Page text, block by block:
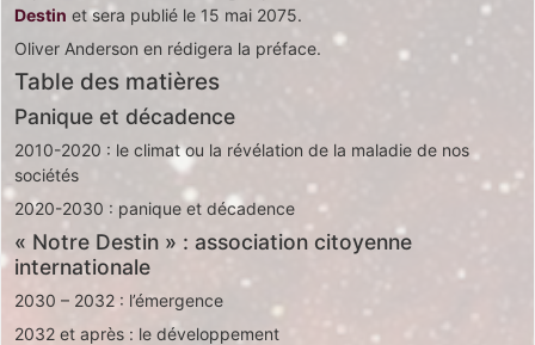
Destin et sera publié le 15 mai 2075.
Oliver Anderson en rédigera la préface.
Table des matières
Panique et décadence
2010-2020 : le climat ou la révélation de la maladie de nos
sociétés
2020-2030 : panique et décadence
« Notre Destin » : association citoyenne
internationale
2030 – 2032 : l’émergence
2032 et après : le développement